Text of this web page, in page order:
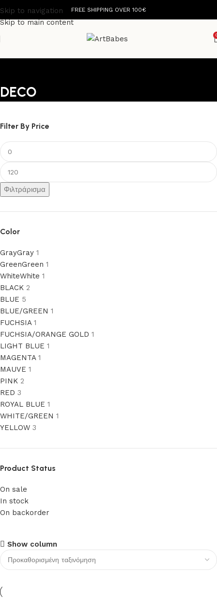
Skip to navigation
Skip to main content
FREE SHIPPING OVER 100€
DECO
Filter By Price
Φιλτράρισμα
Color
GrayGray 1
GreenGreen 1
WhiteWhite 1
BLACK 2
BLUE 5
BLUE/GREEN 1
FUCHSIA 1
FUCHSIA/ORANGE GOLD 1
LIGHT BLUE 1
MAGENTA 1
MAUVE 1
PINK 2
RED 3
ROYAL BLUE 1
WHITE/GREEN 1
YELLOW 3
Product Status
On sale
In stock
On backorder
Discount 10%
Shop Now
Show column